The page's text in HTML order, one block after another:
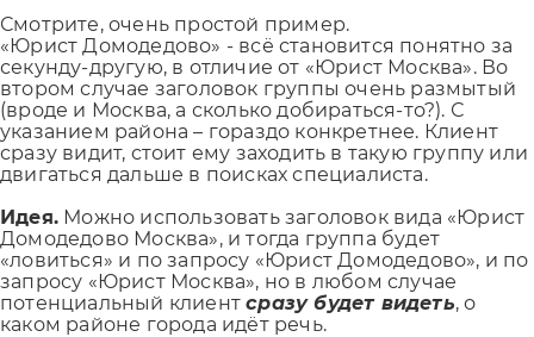
Смотрите, очень простой пример.
«Юрист Домодедово» - всё становится понятно за
секунду-другую, в отличие от «Юрист Москва». Во
втором случае заголовок группы очень размытый
(вроде и Москва, а сколько добираться-то?). С
указанием района – гораздо конкретнее. Клиент
сразу видит, стоит ему заходить в такую группу или
двигаться дальше в поисках специалиста.
Идея. Можно использовать заголовок вида «Юрист
Домодедово Москва», и тогда группа будет
«ловиться» и по запросу «Юрист Домодедово», и по
запросу «Юрист Москва», но в любом случае
потенциальный клиентсразу будет видеть, о
каком районе города идёт речь.